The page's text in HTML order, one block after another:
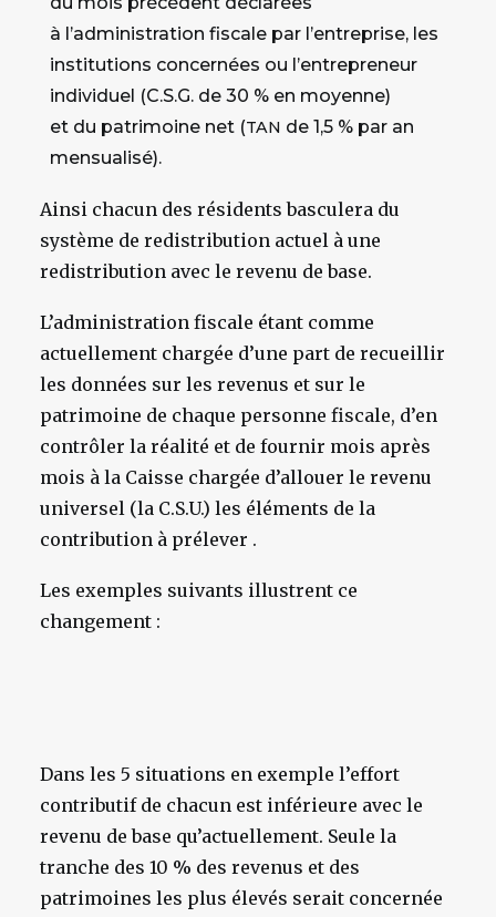
à l’administration fiscale par l’entreprise, les
institutions concernées ou l’entrepreneur
individuel (C.S.G. de 30 % en moyenne)
et du patrimoine net (TAN de 1,5 % par an
mensualisé).
Ainsi chacun des résidents basculera du
système de redistribution actuel à une
redistribution avec le revenu de base.
L’administration fiscale étant comme
actuellement chargée d’une part de recueillir
les données sur les revenus et sur le
patrimoine de chaque personne fiscale, d’en
contrôler la réalité et de fournir mois après
mois à la Caisse chargée d’allouer le revenu
universel (la C.S.U.) les éléments de la
contribution à prélever .
Les exemples suivants illustrent ce
changement :
Dans les 5 situations en exemple l’effort
contributif de chacun est inférieure avec le
revenu de base qu’actuellement. Seule la
tranche des 10 % des revenus et des
patrimoines les plus élevés serait concernée